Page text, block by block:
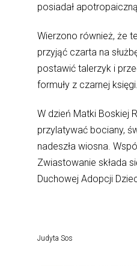
posiadał
Wierzono również, że
przyjąć czarta na
postawić talerzyk i
formuły z czarnej księgi.
W dzień Matki Boskiej
przylatywać bociany,
nadeszła wiosna.
Zwiastowanie składa
Duchowej Adopcji
Judyta Sos